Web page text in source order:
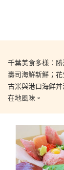
千葉美食多樣：
壽司海鮮新鮮；
古米與港口海鮮
在地風味。